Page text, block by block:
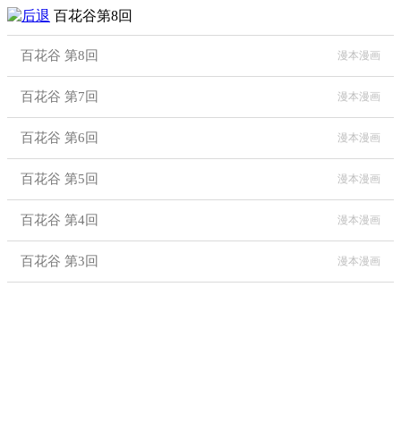
百花谷第8回
百花谷 第8回 漫本漫画
百花谷 第7回 漫本漫画
百花谷 第6回 漫本漫画
百花谷 第5回 漫本漫画
百花谷 第4回 漫本漫画
百花谷 第3回 漫本漫画